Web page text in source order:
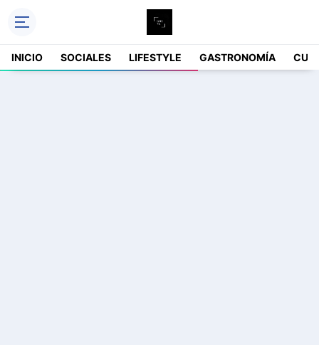
INICIO SOCIALES LIFESTYLE GASTRONOMÍA